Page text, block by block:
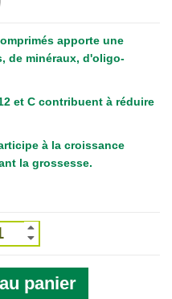
apporte une
de minéraux, d'oligo-
et C contribuent à réduire
à la croissance
la grossesse.
panier